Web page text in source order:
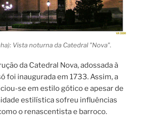
Vista noturna da Catedral "Nova".
da Catedral Nova, adossada à
foi inaugurada em 1733. Assim, a
se em estilo gótico e apesar de
estilística sofreu influências
o renascentista e barroco.